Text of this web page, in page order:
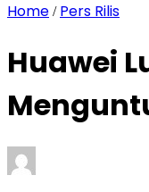
Home / Pers Rilis
Huawei